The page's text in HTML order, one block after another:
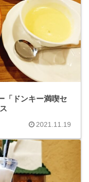
「ドンキー満喫セ
2021.11.19